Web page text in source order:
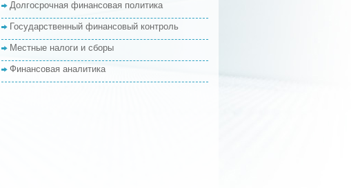
Долгосрочная финансовая политика
Государственный финансовый контроль
Местные налоги и сборы
Финансовая аналитика